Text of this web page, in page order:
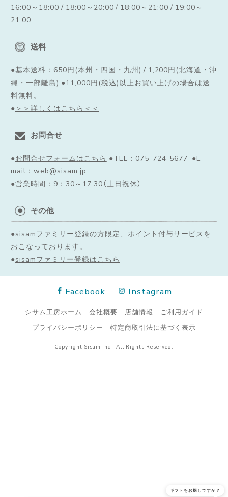
16:00～18:00 / 18:00～20:00 / 18:00～21:00 / 19:00～
21:00
送料
●基本送料：650円(本州・四国・九州) / 1,200円(北海道・沖
縄・一部離島) ●11,000円(税込)以上お買い上げの場合は送
料無料。
● ＞＞詳しくはこちら＜＜
お問合せ
●お問合せフォームはこちら ●TEL：075-724-5677 ●E-
mail：web@sisam.jp
●営業時間：9：30～17:30（土日祝休）
その他
●sisamファミリー登録の方限定、ポイント付与サービスを
おこなっております。
●sisamファミリー登録はこちら
Facebook Instagram
シサム工房ホーム 会社概要 店舗情報
ご利用ガイド
プライバシーポリシー
特定商取引法に基づく表示
Copyright Sisam inc., All Rights Reserved.
ギフトをお探しですか？